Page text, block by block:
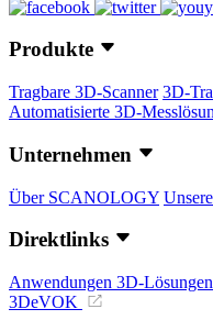
Produkte
Tragbare 3D-Scanner 3D-
Automatisierte 3D-
Unternehmen
Über SCANOLOGY
Direktlinks
Anwendungen 3D-Lösungen
3DeVOK